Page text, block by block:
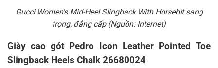
Gucci Women's Mid-Heel Slingback With Horsebit sang
trọng, đẳng cấp (Nguồn: Internet)
Giày cao gót Pedro Icon Leather Pointed Toe
Slingback Heels Chalk 26680024